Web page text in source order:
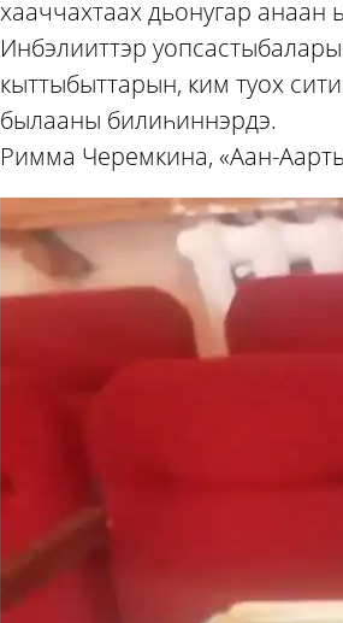
хааччахтаах дьонугар анаан
Инбэлииттэр
кыттыбыттарын, ким туох
былааны билиһиннэрдэ.
Римма Черемкина, «Аан-